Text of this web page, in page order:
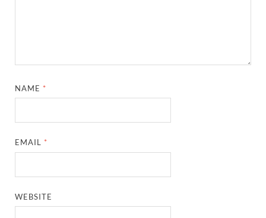
NAME *
EMAIL *
WEBSITE